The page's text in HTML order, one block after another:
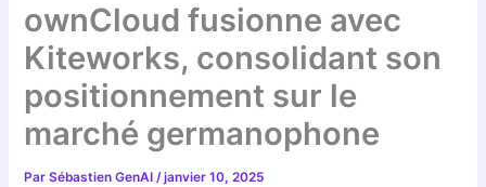
ownCloud fusionne avec
Kiteworks, consolidant son
positionnement sur le
marché germanophone
ParSébastien GenAI/janvier 10, 2025